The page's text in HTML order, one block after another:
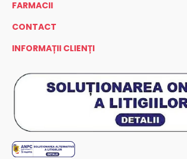
FARMACII
CONTACT
INFORMAȚII CLIENȚI